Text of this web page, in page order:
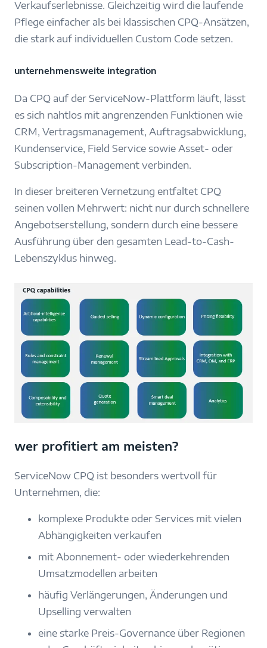
Verkaufserlebnisse. Gleichzeitig wird die laufende
Pflege einfacher als bei klassischen CPQ-Ansätzen,
die stark auf individuellen Custom Code setzen.
unternehmensweite integration
Da CPQ auf der ServiceNow-Plattform läuft, lässt
es sich nahtlos mit angrenzenden Funktionen wie
CRM, Vertragsmanagement, Auftragsabwicklung,
Kundenservice, Field Service sowie Asset- oder
Subscription-Management verbinden.
In dieser breiteren Vernetzung entfaltet CPQ
seinen vollen Mehrwert: nicht nur durch schnellere
Angebotserstellung, sondern durch eine bessere
Ausführung über den gesamten Lead-to-Cash-
Lebenszyklus hinweg.
wer profitiert am meisten?
ServiceNow CPQ ist besonders wertvoll für
Unternehmen, die:
komplexe Produkte oder Services mit vielen
Abhängigkeiten verkaufen
mit Abonnement- oder wiederkehrenden
Umsatzmodellen arbeiten
häufig Verlängerungen, Änderungen und
Upselling verwalten
eine starke Preis-Governance über Regionen